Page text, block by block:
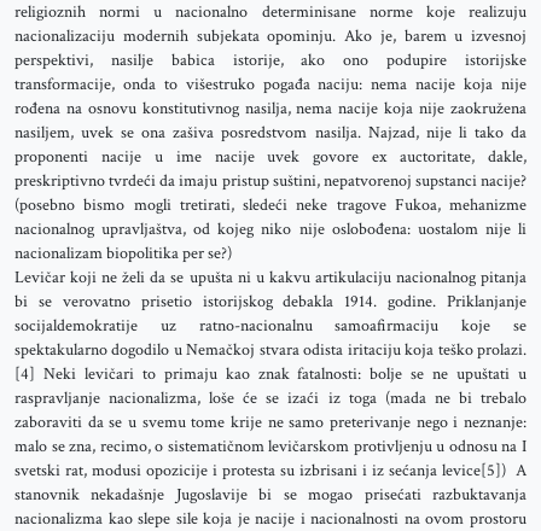
religioznih normi u nacionalno determinisane norme koje realizuju
nacionalizaciju modernih subjekata opominju. Ako je, barem u izvesnoj
perspektivi, nasilje babica istorije, ako ono podupire istorijske
transformacije, onda to višestruko pogađa naciju: nema nacije koja nije
rođena na osnovu konstitutivnog nasilja, nema nacije koja nije zaokružena
nasiljem, uvek se ona zašiva posredstvom nasilja. Najzad, nije li tako da
proponenti nacije u ime nacije uvek govore ex auctoritate, dakle,
preskriptivno tvrdeći da imaju pristup suštini, nepatvorenoj supstanci nacije?
(posebno bismo mogli tretirati, sledeći neke tragove Fukoa, mehanizme
nacionalnog upravljaštva, od kojeg niko nije oslobođena: uostalom nije li
nacionalizam biopolitika per se?)
Levičar koji ne želi da se upušta ni u kakvu artikulaciju nacionalnog pitanja
bi se verovatno prisetio istorijskog debakla 1914. godine. Priklanjanje
socijaldemokratije uz ratno-nacionalnu samoafirmaciju koje se
spektakularno dogodilo u Nemačkoj stvara odista iritaciju koja teško prolazi.
[4] Neki levičari to primaju kao znak fatalnosti: bolje se ne upuštati u
raspravljanje nacionalizma, loše će se izaći iz toga (mada ne bi trebalo
zaboraviti da se u svemu tome krije ne samo preterivanje nego i neznanje:
malo se zna, recimo, o sistematičnom levičarskom protivljenju u odnosu na I
svetski rat, modusi opozicije i protesta su izbrisani i iz sećanja levice[5]) A
stanovnik nekadašnje Jugoslavije bi se mogao prisećati razbuktavanja
nacionalizma kao slepe sile koja je nacije i nacionalnosti na ovom prostoru